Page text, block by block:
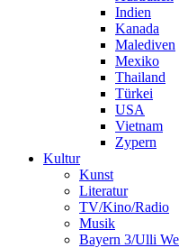
Indien
Kanada
Malediven
Mexiko
Thailand
Türkei
USA
Vietnam
Zypern
Kultur
Kunst
Literatur
TV/Kino/Radio
Musik
Bayern 3/Ulli